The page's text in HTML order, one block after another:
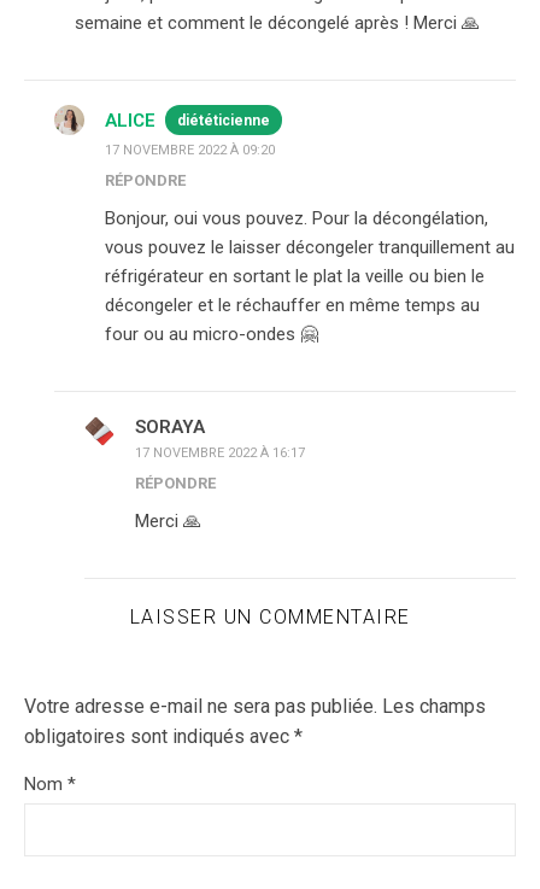
semaine et comment le décongelé après ! Merci 🙏
ALICE diététicienne
17 NOVEMBRE 2022 À 09:20
RÉPONDRE
Bonjour, oui vous pouvez. Pour la décongélation,
vous pouvez le laisser décongeler tranquillement au
réfrigérateur en sortant le plat la veille ou bien le
décongeler et le réchauffer en même temps au
four ou au micro-ondes 🤗
SORAYA
17 NOVEMBRE 2022 À 16:17
RÉPONDRE
Merci 🙏
LAISSER UN COMMENTAIRE
Votre adresse e-mail ne sera pas publiée. Les champs
obligatoires sont indiqués avec *
Nom *